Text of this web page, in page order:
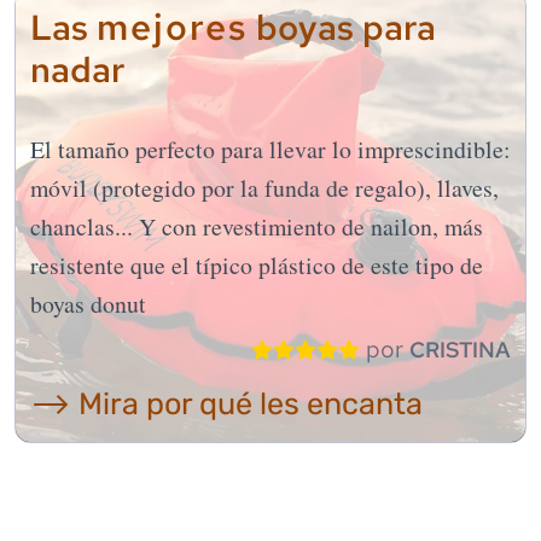
Las mejoresboyas para
nadar
El tamaño perfecto para llevar lo imprescindible:
móvil (protegido por la funda de regalo), llaves,
chanclas... Y con revestimiento de nailon, más
resistente que el típico plástico de este tipo de
boyas donut
porCRISTINA
⟶ Mira por qué les encanta